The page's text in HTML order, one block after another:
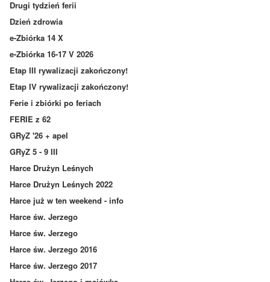
Drugi tydzień ferii
Dzień zdrowia
e-Zbiórka 14 X
e-Zbiórka 16-17 V 2026
Etap III rywalizacji zakończony!
Etap IV rywalizacji zakończony!
Ferie i zbiórki po feriach
FERIE z 62
GRyZ '26 + apel
GRyZ 5 - 9 III
Harce Drużyn Leśnych
Harce Drużyn Leśnych 2022
Harce już w ten weekend - info
Harce św. Jerzego
Harce św. Jerzego
Harce św. Jerzego 2016
Harce św. Jerzego 2017